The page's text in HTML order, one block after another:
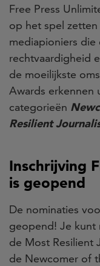
Free Press
op het spel
mediapioniers
rechtvaardigheid
de moeilijkste
Awards erkennen
categorieën
Resilient
Inschrijving
is geopend
De nominaties
geopend! Je kunt
de Most Resilient
de Newcomer of